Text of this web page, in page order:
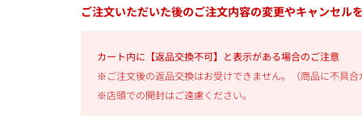
ご注文いただいた後のご注文内容の変更やキャンセル
カート内に【返品交換不可】と表示がある場合のご注意
※ご注文後の返品交換はお受けできません。（商品に不具
※店頭での開封はご遠慮ください。